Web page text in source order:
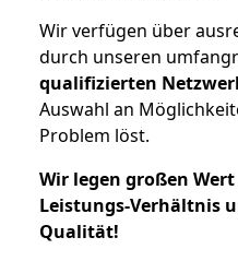
Wir verfügen über
durch unseren
qualifizierten
Auswahl an
Problem löst.
Wir legen großen
Leistungs-Verhältnis
Qualität!